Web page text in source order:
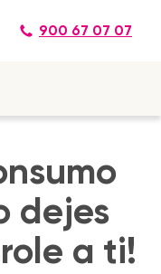
900 67 07 07
dejes
a ti!